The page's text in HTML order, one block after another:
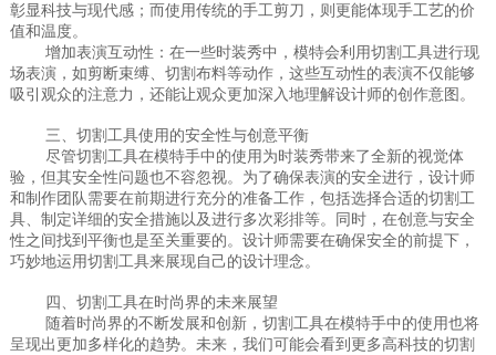
彰显科技与现代感；而使用传统的手工剪刀，则更能体现手工艺的价
值和温度。
增加表演互动性：在一些时装秀中，模特会利用切割工具进行现
场表演，如剪断束缚、切割布料等动作，这些互动性的表演不仅能够
吸引观众的注意力，还能让观众更加深入地理解设计师的创作意图。
三、切割工具使用的安全性与创意平衡
尽管切割工具在模特手中的使用为时装秀带来了全新的视觉体
验，但其安全性问题也不容忽视。为了确保表演的安全进行，设计师
和制作团队需要在前期进行充分的准备工作，包括选择合适的切割工
具、制定详细的安全措施以及进行多次彩排等。同时，在创意与安全
性之间找到平衡也是至关重要的。设计师需要在确保安全的前提下，
巧妙地运用切割工具来展现自己的设计理念。
四、切割工具在时尚界的未来展望
随着时尚界的不断发展和创新，切割工具在模特手中的使用也将
呈现出更加多样化的趋势。未来，我们可能会看到更多高科技的切割